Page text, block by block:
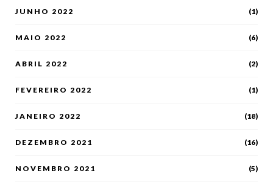
JUNHO 2022 (1)
MAIO 2022 (6)
ABRIL 2022 (2)
FEVEREIRO 2022 (1)
JANEIRO 2022 (18)
DEZEMBRO 2021 (16)
NOVEMBRO 2021 (5)